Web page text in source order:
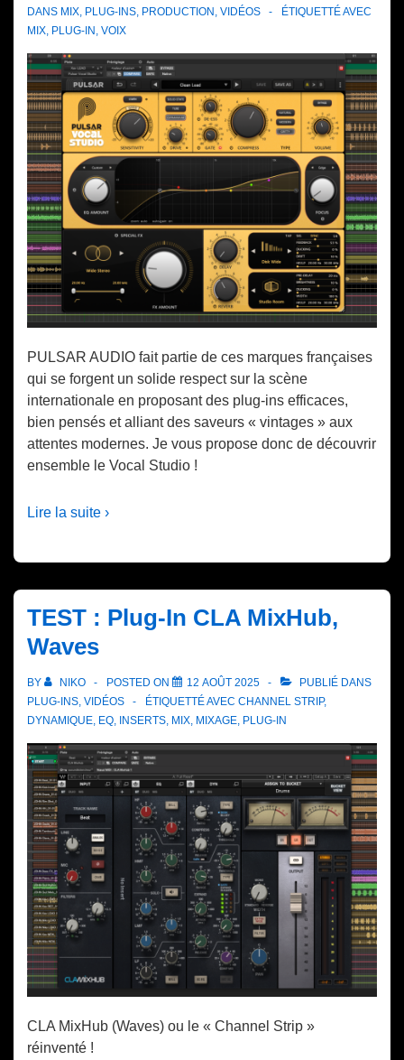
DANS MIX, PLUG-INS, PRODUCTION , VIDÉOS
ÉTIQUETTÉ AVEC
MIX, PLUG-IN , VOIX
PULSAR AUDIO fait partie de ces marques françaises
qui se forgent un solide respect sur la scène
internationale en proposant des plug-ins efficaces,
bien pensés et alliant des saveurs « vintages » aux
attentes modernes. Je vous propose donc de découvrir
ensemble le Vocal Studio !
Lire la suite ›
TEST : Plug-In CLA MixHub,
Waves
BY NIKO POSTED ON 12 AOÛT 2025
PUBLIÉ DANS
PLUG-INS, VIDÉOS ÉTIQUETTÉ AVEC CHANNEL STRIP,
DYNAMIQUE, EQ, INSERTS, MIX, MIXAGE, PLUG-IN
CLA MixHub (Waves) ou le « Channel Strip »
réinventé !